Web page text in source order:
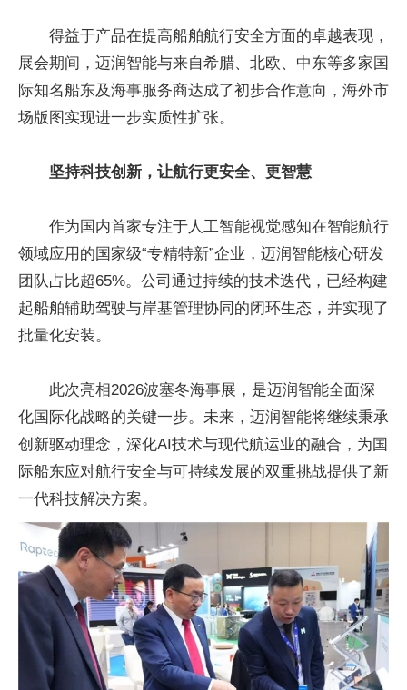
得益于产品在提高船舶航行安全方面的卓越表现，
展会期间，迈润智能与来自希腊、北欧、中东等多家国
际知名船东及海事服务商达成了初步合作意向，海外市
场版图实现进一步实质性扩张。
坚持科技创新，让航行更安全、更智慧
作为国内首家专注于人工智能视觉感知在智能航行
领域应用的国家级“专精特新”企业，迈润智能核心研发
团队占比超65%。公司通过持续的技术迭代，已经构建
起船舶辅助驾驶与岸基管理协同的闭环生态，并实现了
批量化安装。
此次亮相2026波塞冬海事展，是迈润智能全面深
化国际化战略的关键一步。未来，迈润智能将继续秉承
创新驱动理念，深化AI技术与现代航运业的融合，为国
际船东应对航行安全与可持续发展的双重挑战提供了新
一代科技解决方案。